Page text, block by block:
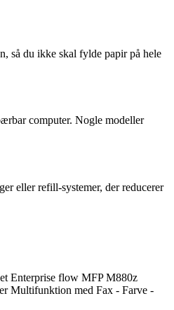
så du ikke skal fylde papir på hele
computer. Nogle modeller
eller refill-systemer, der reducerer
Enterprise flow MFP M880z
Multifunktion med Fax - Farve -